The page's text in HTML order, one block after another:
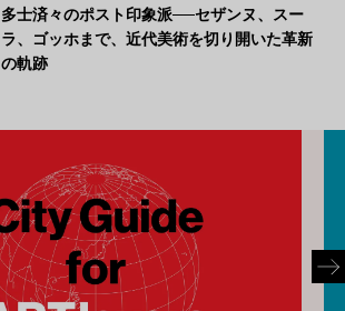
多士済々のポスト印象派──セザンヌ、スー
ラ、ゴッホまで、近代美術を切り開いた革新
の軌跡